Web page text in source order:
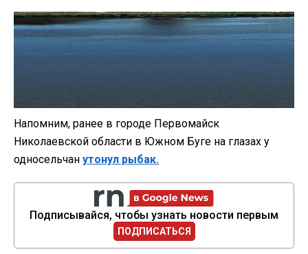
Напомним, ранее в городе Первомайск
Николаевской области в Южном Буге на глазах у
односельчан утонул рыбак.
Подписывайся, чтобы узнать новости первым
ПОДПИСАТЬСЯ